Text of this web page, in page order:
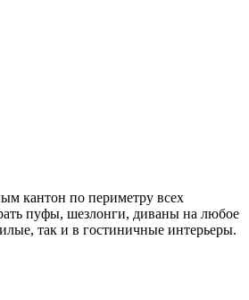
кантон по периметру всех
пуфы, шезлонги, диваны на любое
так и в гостиничные интерьеры.